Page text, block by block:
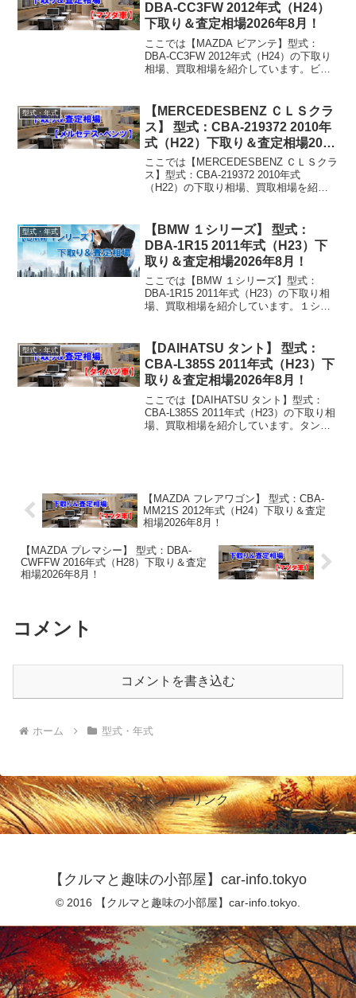
DBA-CC3FW 2012年式（H24）
下取り＆査定相場2026年8月！
ここでは【MAZDA ビアンテ】型式：
DBA-CC3FW 2012年式（H24）の下取り
相場、買取相場を紹介しています。ビア
万円～166万円買取り相場...
型式・年式
【MERCEDESBENZ ＣＬＳクラ
ス】 型式：CBA-219372 2010年
式（H22）下取り＆査定相場2026
年8月！
ここでは【MERCEDESBENZ ＣＬＳクラ
ス】型式：CBA-219372 2010年式
（H22）の下取り相場、買取相場を紹介
下取り相場：マイナス1...
型式・年式
【BMW １シリーズ】 型式：
DBA-1R15 2011年式（H23）下
取り＆査定相場2026年8月！
ここでは【BMW １シリーズ】型式：
DBA-1R15 2011年式（H23）の下取り相
場、買取相場を紹介しています。１シリ
円～227万円買取り相場：マ...
型式・年式
【DAIHATSU タント】 型式：
CBA-L385S 2011年式（H23）下
取り＆査定相場2026年8月！
ここでは【DAIHATSU タント】型式：
CBA-L385S 2011年式（H23）の下取り相
場、買取相場を紹介しています。タント
【MAZDA フレアワゴン】 型式：CBA-
MM21S 2012年式（H24）下取り＆査定
相場2026年8月！
【MAZDA プレマシー】 型式：DBA-
CWFFW 2016年式（H28）下取り＆査定
相場2026年8月！
コメント
コメントを書き込む
ホーム 型式・年式
スポンサーリンク
【クルマと趣味の小部屋】car-info.tokyo
© 2016 【クルマと趣味の小部屋】car-info.tokyo.